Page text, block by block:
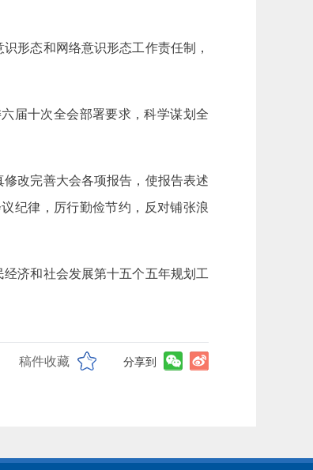
形态和网络意识形态工作责任制，
届十次全会部署要求，科学谋划全
改完善大会各项报告，使报告表述
纪律，厉行勤俭节约，反对铺张浪
济和社会发展第十五个五年规划工
稿件收藏 分享到